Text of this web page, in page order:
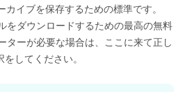
イブを保存するための標準です。
をダウンロードするための最高の無料
ターが必要な場合は、ここに来て正し
をしてください。